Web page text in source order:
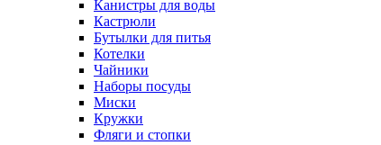
Канистры для воды
Кастрюли
Бутылки для питья
Котелки
Чайники
Наборы посуды
Миски
Кружки
Фляги и стопки